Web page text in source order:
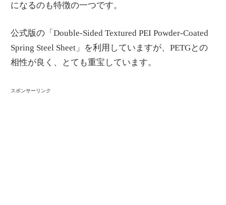
になるのも特徴の一つです。
公式版の「Double-Sided Textured PEI Powder-Coated
Spring Steel Sheet」を利用していますが、PETGとの
相性が良く、とても重宝しています。
スポンサーリンク